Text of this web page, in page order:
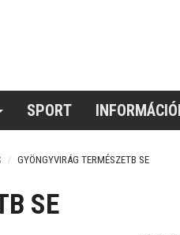
SPORT
GYÖNGYVIRÁG TERMÉSZETB SE
SE